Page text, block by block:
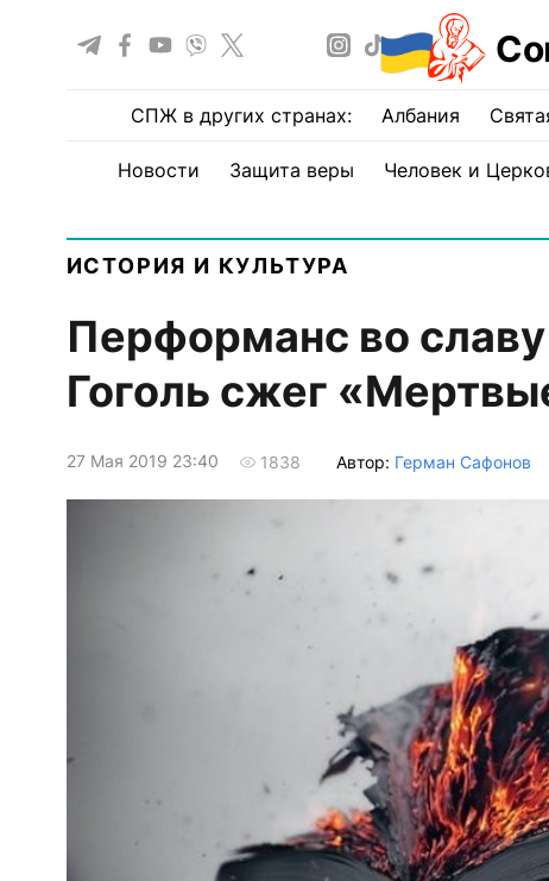
СПЖ в других странах: Албания
Новости Защита веры Человек и
ИСТОРИЯ И КУЛЬТУРА
Перформанс во
Гоголь сжег
27 Мая 2019 23:40 1838 Автор: Герман Сафонов